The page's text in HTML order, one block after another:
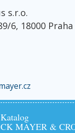
s.r.o.
6, 18000 Praha
Katalog
CK MAYER &